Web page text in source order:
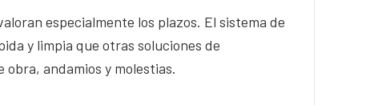
especialmente los plazos. El sistema de
y limpia que otras soluciones de
andamios y molestias.